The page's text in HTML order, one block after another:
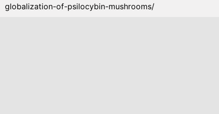
globalization-of-psilocybin-mushrooms/